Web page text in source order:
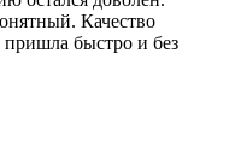
Качество
пришла быстро и без